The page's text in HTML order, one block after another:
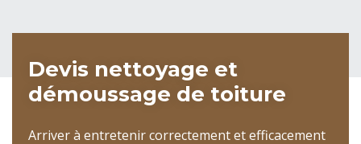
Devis nettoyage et
démoussage de toiture
Arriver à entretenir correctement et efficacement